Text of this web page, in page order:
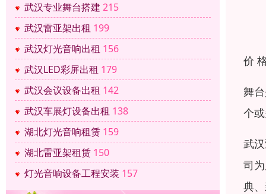
武汉专业舞台搭建 215
武汉雷亚架出租 199
武汉灯光音响出租 156
武汉LED彩屏出租 179
武汉会议设备出租 142
武汉车展灯设备出租 138
湖北灯光音响租赁 159
湖北雷亚架租赁 150
灯光音响设备工程安装 157
价
舞
个
武
司
典